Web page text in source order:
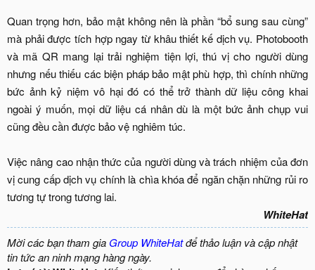
Quan trọng hơn, bảo mật không nên là phần “bổ sung sau cùng”
mà phải được tích hợp ngay từ khâu thiết kế dịch vụ. Photobooth
và mã QR mang lại trải nghiệm tiện lợi, thú vị cho người dùng
nhưng nếu thiếu các biện pháp bảo mật phù hợp, thì chính những
bức ảnh kỷ niệm vô hại đó có thể trở thành dữ liệu công khai
ngoài ý muốn, mọi dữ liệu cá nhân dù là một bức ảnh chụp vui
cũng đều cần được bảo vệ nghiêm túc.
Việc nâng cao nhận thức của người dùng và trách nhiệm của đơn
vị cung cấp dịch vụ chính là chìa khóa để ngăn chặn những rủi ro
tương tự trong tương lai.​
WhiteHat
Mời các bạn tham gia Group WhiteHatđể thảo luận và cập nhật
tin tức an ninh mạng hàng ngày.